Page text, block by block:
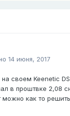
14 июня, 2017
на своем Keenetic
в проштвке 2,08
как то